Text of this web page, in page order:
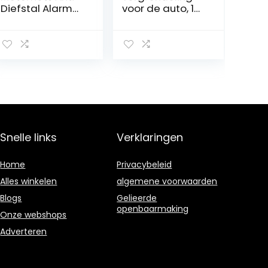
Diefstal Alarm
Afstandsbedieni
Afstandsbedieni
Ontwapening
voor de auto, 1
universeel
diefstalbeveiligi
Snelle links
Home
Alles winkelen
Blogs
Onze webshops
Adverteren
Verklaringen
Privacybeleid
algemene voorwaarden
Gelieerde
openbaarmaking